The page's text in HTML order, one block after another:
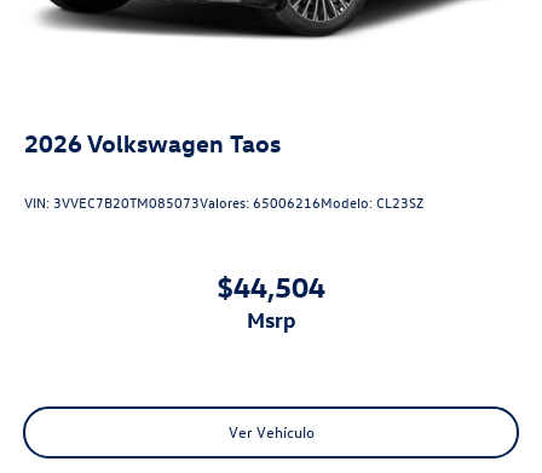
2026Volkswagen Taos
VIN: 3VVEC7B20TM085073Valores:65006216Modelo:CL23SZ
$44,504
msrp
Ver Vehículo